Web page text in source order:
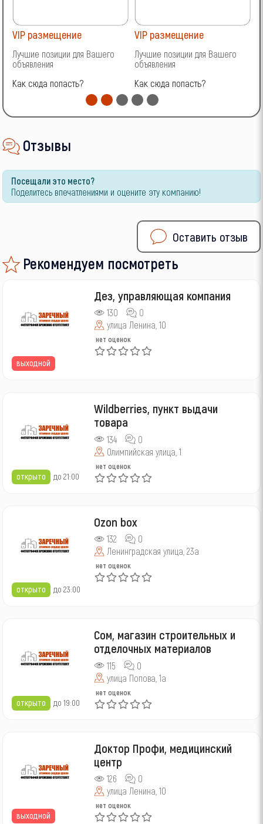
VIP размещение
Лучшие позиции для Вашего
объявления
Как сюда попасть?
VIP размещение
Лучшие позиции для Вашего
объявления
Как сюда попасть?
Отзывы
Посещали это место?
Поделитесь впечатлениями и оцените эту компанию!
Оставить отзыв
Рекомендуем посмотреть
выходной
Дез, управляющая компания
130
0
улица Ленина, 10
нет оценок
открыто до 21:00
Wildberries, пункт выдачи
товара
134
0
Олимпийская улица, 1
нет оценок
открыто до 23:00
Ozоn box
132
0
Ленинградская улица, 23а
нет оценок
открыто до 19:00
Сом, магазин строительных и
отделочных материалов
115
0
улица Попова, 1а
нет оценок
выходной
Доктор Профи, медицинский
центр
126
0
улица Ленина, 10
нет оценок